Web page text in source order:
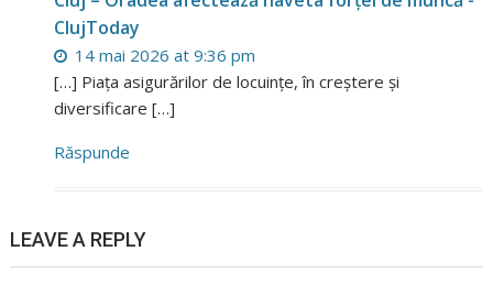
ClujToday
14 mai 2026 at 9:36 pm
[…] Piața asigurărilor de locuințe, în creștere și
diversificare […]
Răspunde
LEAVE A REPLY